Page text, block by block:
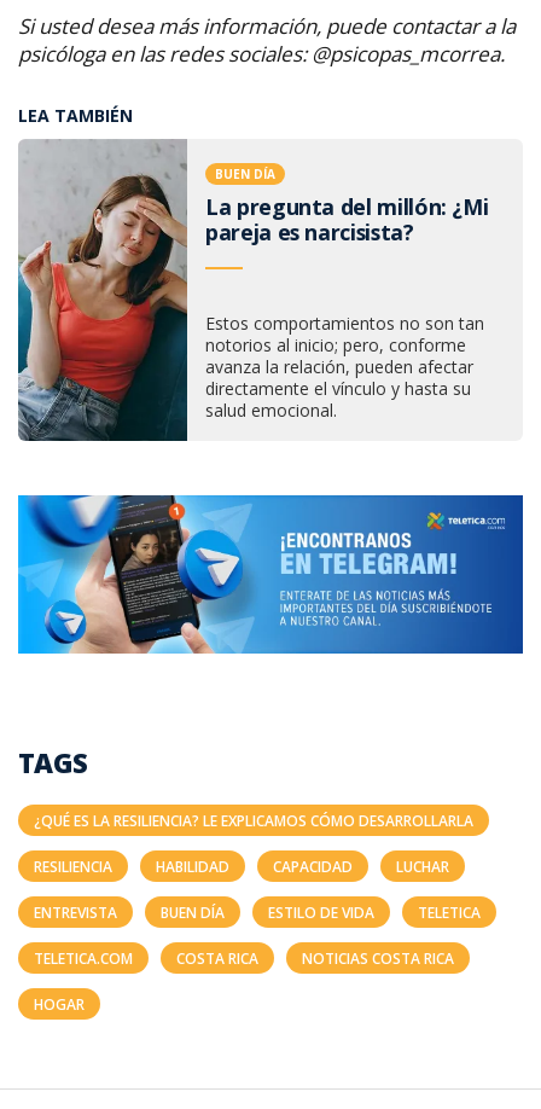
Si usted desea más información, puede contactar a la
psicóloga en las redes sociales: @psicopas_mcorrea.
LEA TAMBIÉN
BUEN DÍA
La pregunta del millón: ¿Mi
pareja es narcisista?
Estos comportamientos no son tan
notorios al inicio; pero, conforme
avanza la relación, pueden afectar
directamente el vínculo y hasta su
salud emocional.
TAGS
¿QUÉ ES LA RESILIENCIA? LE EXPLICAMOS CÓMO DESARROLLARLA
RESILIENCIA HABILIDAD CAPACIDAD LUCHAR
ENTREVISTA BUEN DÍA ESTILO DE VIDA TELETICA
TELETICA.COM COSTA RICA NOTICIAS COSTA RICA
HOGAR